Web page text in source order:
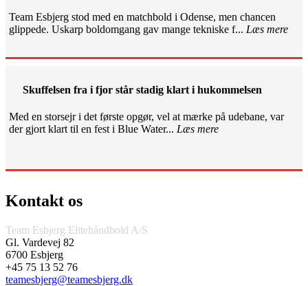
Team Esbjerg stod med en matchbold i Odense, men chancen
glippede. Uskarp boldomgang gav mange tekniske f... Læs mere
Skuffelsen fra i fjor står stadig klart i hukommelsen
Med en storsejr i det første opgør, vel at mærke på udebane, var
der gjort klart til en fest i Blue Water... Læs mere
Kontakt os
Team Esbjerg Elitehåndbold A/S
Gl. Vardevej 82
6700 Esbjerg
+45 75 13 52 76
teamesbjerg@teamesbjerg.dk